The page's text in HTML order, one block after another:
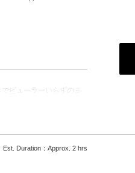
ため、3週間は自己処
ビューラーいらずのま
Est. Duration：Approx. 2 hrs